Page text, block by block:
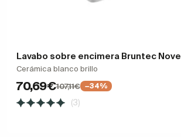
Lavabo sobre encimera Bruntec Nove
Cerámica blanco brillo
70,69€107,11€ −34%
(3)